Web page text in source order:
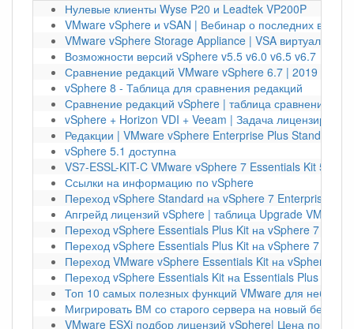
Нулевые клиенты Wyse P20 и Leadtek VP200P
VMware vSphere и vSAN | Вебинар о последних
VMware vSphere Storage Appliance | VSA виртуальное
Возможности версий vSphere v5.5 v6.0 v6.5 v6.7
Сравнение редакций VMware vSphere 6.7 | 2019 год
vSphere 8 - Таблица для сравнения редакций
Сравнение редакций vSphere | таблица сравнения
vSphere + Horizon VDI + Veeam | Задача
Редакции | VMware vSphere Enterprise Plus Standard
vSphere 5.1 доступна
VS7-ESSL-KIT-C VMware vSphere 7 Essentials Kit
Ссылки на информацию по vSphere
Переход vSphere Standard на vSphere 7 Enterprise Plus
Апгрейд лицензий vSphere | таблица Upgrade VMware
Переход vSphere Essentials Plus Kit на vSphere 7
Переход vSphere Essentials Plus Kit на vSphere 7
Переход VMware vSphere Essentials Kit на vSphere 7
Переход vSphere Essentials Kit на Essentials Plus
Топ 10 самых полезных функций VMware для
Мигрировать ВМ со старого сервера на новый без
VMware ESXi подбор лицензий vSphere| Цена покупки